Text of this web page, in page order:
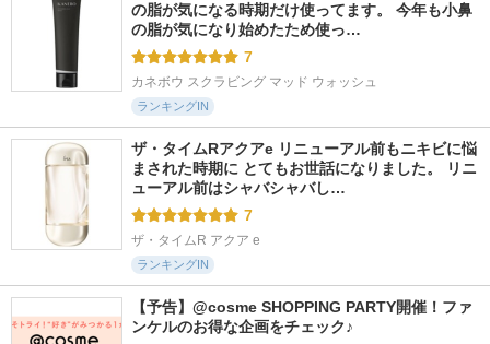
の脂が気になる時期だけ使ってます。 今年も小鼻
の脂が気になり始めたため使っ…
7
カネボウ スクラビング マッド ウォッシュ
ランキングIN
ザ・タイムRアクアe リニューアル前もニキビに悩
まされた時期に とてもお世話になりました。 リニ
ューアル前はシャバシャバし…
7
ザ・タイムR アクア e
ランキングIN
【予告】@cosme SHOPPING PARTY開催！ファ
ンケルのお得な企画をチェック♪